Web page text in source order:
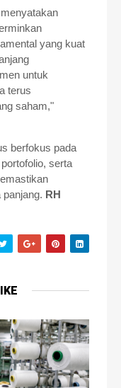
yang kuat
untuk
terus
saham,"
berfokus pada
serta
RH